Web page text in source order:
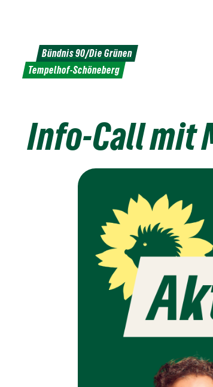
Bündnis 90/Die Grünen
Tempelhof-Schöneberg
Info-Call mit